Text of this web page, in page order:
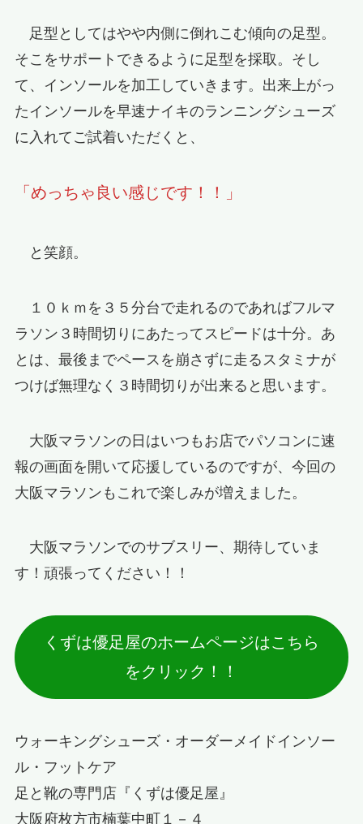
足型としてはやや内側に倒れこむ傾向の足型。
そこをサポートできるように足型を採取。そし
て、インソールを加工していきます。出来上がっ
たインソールを早速ナイキのランニングシューズ
に入れてご試着いただくと、
「めっちゃ良い感じです！！」
と笑顔。
１０ｋｍを３５分台で走れるのであればフルマ
ラソン３時間切りにあたってスピードは十分。あ
とは、最後までペースを崩さずに走るスタミナが
つけば無理なく３時間切りが出来ると思います。
大阪マラソンの日はいつもお店でパソコンに速
報の画面を開いて応援しているのですが、今回の
大阪マラソンもこれで楽しみが増えました。
大阪マラソンでのサブスリー、期待していま
す！頑張ってください！！
くずは優足屋のホームページはこちら
をクリック！！
ウォーキングシューズ・オーダーメイドインソー
ル・フットケア
足と靴の専門店『くずは優足屋』
大阪府枚方市楠葉中町１－４